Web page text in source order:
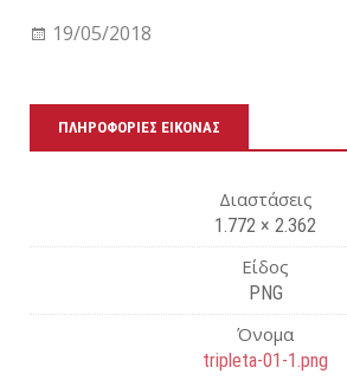
bo tt
εί
τε
19/05/2018
ΠΛΗΡΟΦΟΡΊΕΣ ΕΙΚΌΝΑΣ
Διαστάσεις
1.772 × 2.362
Είδος
PNG
Όνομα
tripleta-01-1.png